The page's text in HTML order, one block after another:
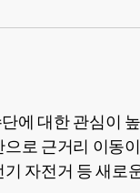
에 대한 관심이
로 근거리 이동
자전거 등 새로